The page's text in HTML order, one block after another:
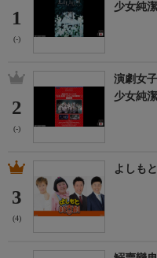
1
(-)
少女純
2
(-)
演劇女
少女純
3
(4)
よしも